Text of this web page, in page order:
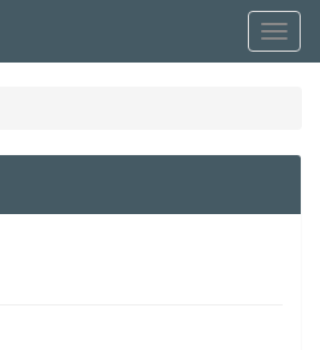
Menü